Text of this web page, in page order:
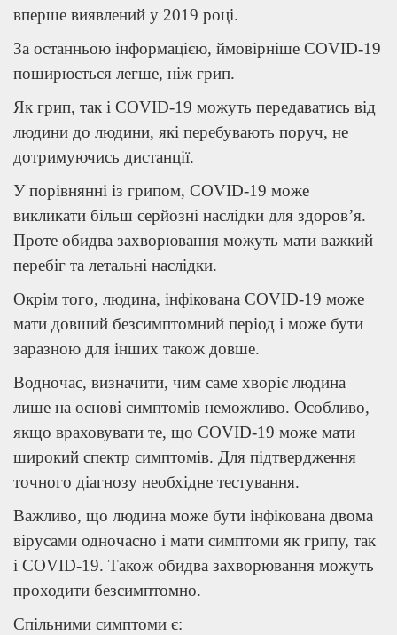
вперше виявлений у 2019 році.
За останньою інформацією, ймовірніше COVID-19
поширюється легше, ніж грип.
Як грип, так і COVID-19 можуть передаватись від
людини до людини, які перебувають поруч, не
дотримуючись дистанції.
У порівнянні із грипом, COVID-19 може
викликати більш серйозні наслідки для здоров’я.
Проте обидва захворювання можуть мати важкий
перебіг та летальні наслідки.
Окрім того, людина, інфікована COVID-19 може
мати довший безсимптомний період і може бути
заразною для інших також довше.
Водночас, визначити, чим саме хворіє людина
лише на основі симптомів неможливо. Особливо,
якщо враховувати те, що COVID-19 може мати
широкий спектр симптомів. Для підтвердження
точного діагнозу необхідне тестування.
Важливо, що людина може бути інфікована двома
вірусами одночасно і мати симптоми як грипу, так
і COVID-19. Також обидва захворювання можуть
проходити безсимптомно.
Спільними симптоми є: